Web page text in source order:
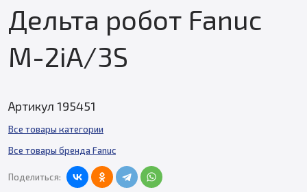
Дельта робот Fanuc
M-2iA/3S
Артикул 195451
Все товары категории
Все товары бренда Fanuc
Поделиться: